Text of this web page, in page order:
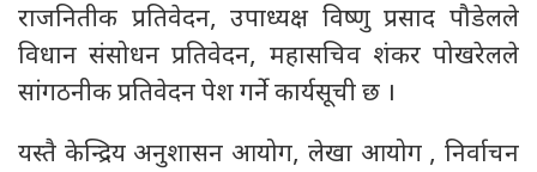
राजनितीक प्रतिवेदन, उपाध्यक्ष विष्णु प्रसाद पौडेलले
विधान संसोधन प्रतिवेदन, महासचिव शंकर पोखरेलले
सांगठनीक प्रतिवेदन पेश गर्ने कार्यसूची छ ।
यस्तै केन्द्रिय अनुशासन आयोग, लेखा आयोग , निर्वाचन